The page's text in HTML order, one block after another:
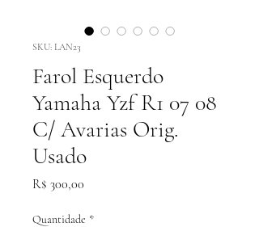
SKU: LAN23
Farol Esquerdo
Yamaha Yzf R1 07 08
C/ Avarias Orig.
Usado
R$ 300,00
Quantidade *